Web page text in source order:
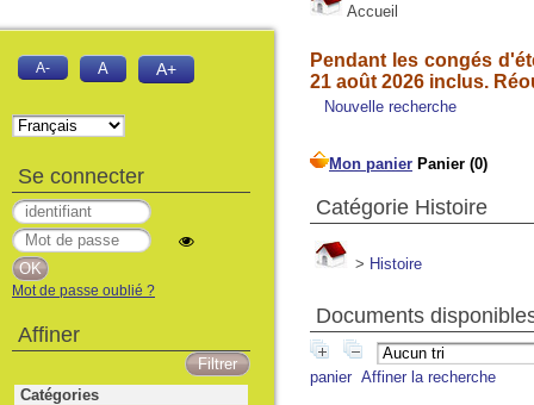
Accueil
Pendant les congés
21 août 2026 inclus.
Nouvelle recherche
Catégorie Histoire
> Histoire
Documents
panier Affiner la recherche
A- A A+
Se connecter
Mot de passe oublié ?
Affiner
Catégories